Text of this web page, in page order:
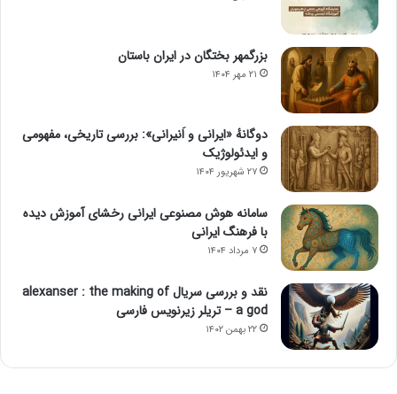
بزرگمهر بختگان در ایران باستان
۲۱ مهر ۱۴۰۴
دوگانهٔ «ایرانی و اَنیرانی»: بررسی تاریخی، مفهومی
و ایدئولوژیک
۲۷ شهریور ۱۴۰۴
سامانه هوش مصنوعی ایرانی رخشای آموزش دیده
با فرهنگ ایرانی
۷ مرداد ۱۴۰۴
نقد و بررسی سریال alexanser : the making of
a god – تریلر زیرنویس فارسی
۲۲ بهمن ۱۴۰۲